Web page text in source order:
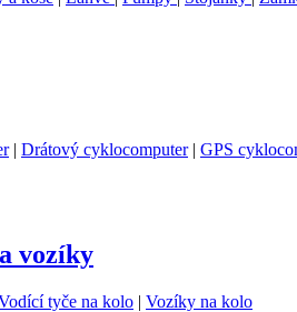
| Drátový cyklocomputer| GPS
vozíky
tyče na kolo | Vozíky na kolo